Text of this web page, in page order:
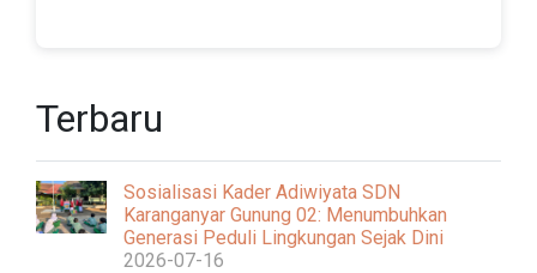
Terbaru
Sosialisasi Kader Adiwiyata SDN
Karanganyar Gunung 02: Menumbuhkan
Generasi Peduli Lingkungan Sejak Dini
2026-07-16